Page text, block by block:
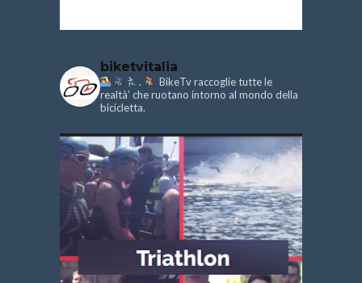
biketvitalia
.
BikeTv raccoglie tutte le
realtà’ che ruotano intorno al mondo della
bicicletta.